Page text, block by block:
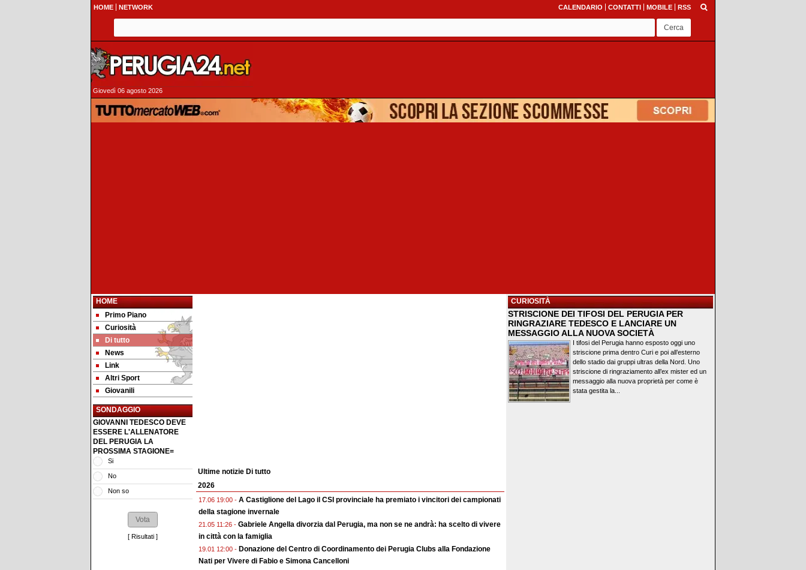
HOME NETWORK CALENDARIO CONTATTI MOBILE RSS
Giovedì 06 agosto 2026
HOME
Primo Piano
Curiosità
Di tutto
News
Link
Altri Sport
Giovanili
SONDAGGIO
GIOVANNI TEDESCO DEVE
ESSERE L'ALLENATORE
DEL PERUGIA LA
PROSSIMA STAGIONE=
Si
No
Non so
[ Risultati ]
Ultime notizie Di tutto
2026
17.06 19:00 - A Castiglione del Lago il CSI provinciale ha premiato i vincitori dei campionati
della stagione invernale
21.05 11:26 - Gabriele Angella divorzia dal Perugia, ma non se ne andrà: ha scelto di vivere
in città con la famiglia
19.01 12:00 - Donazione del Centro di Coordinamento dei Perugia Clubs alla Fondazione
Nati per Vivere di Fabio e Simona Cancelloni
CURIOSITÀ
STRISCIONE DEI TIFOSI DEL PERUGIA PER
RINGRAZIARE TEDESCO E LANCIARE UN
MESSAGGIO ALLA NUOVA SOCIETÀ
I tifosi del Perugia hanno esposto oggi uno
striscione prima dentro Curi e poi all’esterno
dello stadio dai gruppi ultras della Nord. Uno
striscione di ringraziamento all’ex mister ed un
messaggio alla nuova proprietà per come è
stata gestita la...